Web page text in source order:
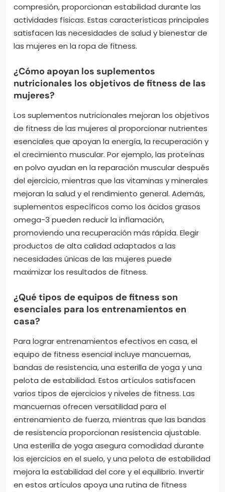
compresión, proporcionan estabilidad durante las
actividades físicas. Estas características principales
satisfacen las necesidades de salud y bienestar de
las mujeres en la ropa de fitness.
¿Cómo apoyan los suplementos
nutricionales los objetivos de fitness de las
mujeres?
Los suplementos nutricionales mejoran los objetivos
de fitness de las mujeres al proporcionar nutrientes
esenciales que apoyan la energía, la recuperación y
el crecimiento muscular. Por ejemplo, las proteínas
en polvo ayudan en la reparación muscular después
del ejercicio, mientras que las vitaminas y minerales
mejoran la salud y el rendimiento general. Además,
suplementos específicos como los ácidos grasos
omega-3 pueden reducir la inflamación,
promoviendo una recuperación más rápida. Elegir
productos de alta calidad adaptados a las
necesidades únicas de las mujeres puede
maximizar los resultados de fitness.
¿Qué tipos de equipos de fitness son
esenciales para los entrenamientos en
casa?
Para lograr entrenamientos efectivos en casa, el
equipo de fitness esencial incluye mancuernas,
bandas de resistencia, una esterilla de yoga y una
pelota de estabilidad. Estos artículos satisfacen
varios tipos de ejercicios y niveles de fitness. Las
mancuernas ofrecen versatilidad para el
entrenamiento de fuerza, mientras que las bandas
de resistencia proporcionan resistencia ajustable.
Una esterilla de yoga asegura comodidad durante
los ejercicios en el suelo, y una pelota de estabilidad
mejora la estabilidad del core y el equilibrio. Invertir
en estos artículos apoya una rutina de fitness